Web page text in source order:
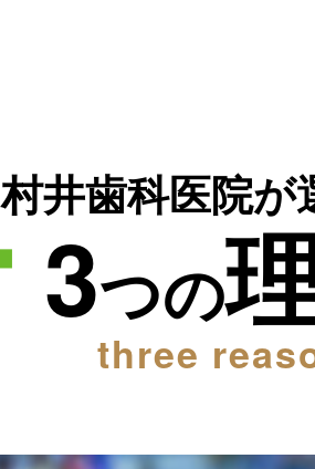
村井歯科医院が
3つの
three